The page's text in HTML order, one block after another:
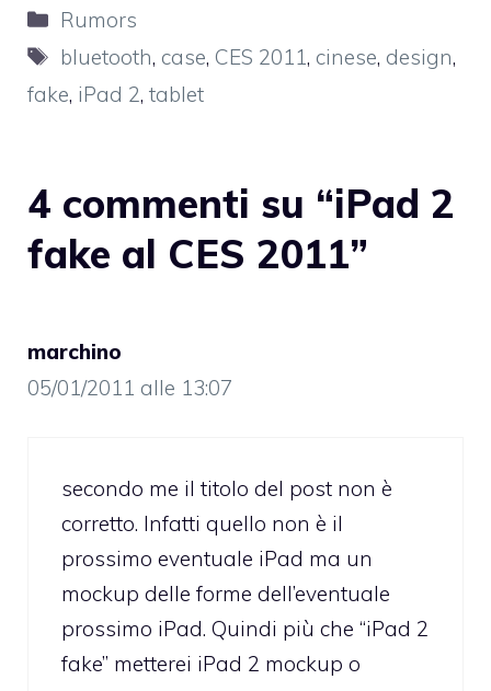
Categorie
Rumors
Tag
bluetooth, case, CES 2011, cinese, design,
fake, iPad 2, tablet
4 commenti su “iPad 2
fake al CES 2011”
marchino
05/01/2011 alle 13:07
secondo me il titolo del post non è
corretto. Infatti quello non è il
prossimo eventuale iPad ma un
mockup delle forme dell’eventuale
prossimo iPad. Quindi più che “iPad 2
fake” metterei iPad 2 mockup o